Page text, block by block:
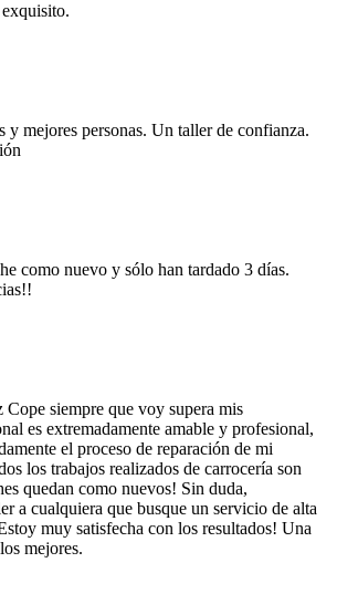
y mejores personas. Un taller de confianza.
como nuevo y sólo han tardado 3 días.
Cope siempre que voy supera mis
es extremadamente amable y profesional,
el proceso de reparación de mi
los trabajos realizados de carrocería son
quedan como nuevos! Sin duda,
a cualquiera que busque un servicio de alta
muy satisfecha con los resultados! Una
mejores.